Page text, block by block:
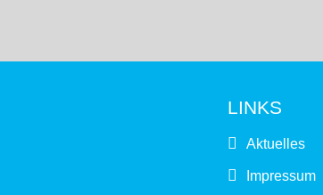
LINKS
Aktuelles
Impressum